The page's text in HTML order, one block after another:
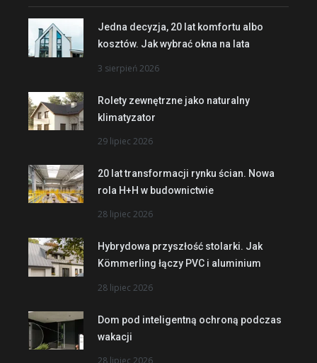
Jedna decyzja, 20 lat komfortu albo
kosztów. Jak wybrać okna na lata
3 sierpień 2026
Rolety zewnętrzne jako naturalny
klimatyzator
29 lipiec 2026
20 lat transformacji rynku ścian. Nowa
rola H+H w budownictwie
28 lipiec 2026
Hybrydowa przyszłość stolarki. Jak
Kömmerling łączy PVC i aluminium
28 lipiec 2026
Dom pod inteligentną ochroną podczas
wakacji
28 lipiec 2026